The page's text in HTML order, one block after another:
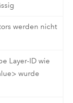
werden nicht
Layer-ID wie
wurde